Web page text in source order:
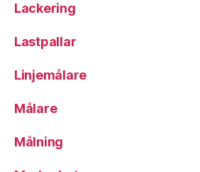
Lackering
Lastpallar
Linjemålare
Målare
Målning